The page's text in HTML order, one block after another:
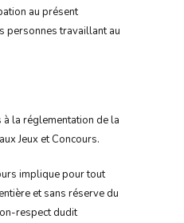
au présent
personnes travaillant au
la réglementation de la
Jeux et Concours.
implique pour tout
et sans réserve du
respect dudit